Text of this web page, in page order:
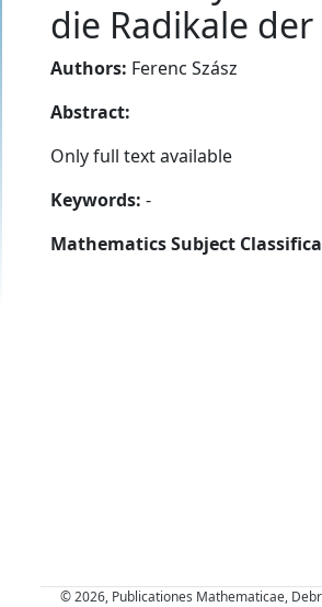
die Radikale
Authors: Ferenc Szász
Abstract:
Only full text available
Keywords: -
Mathematics Subject
© 2026, Publicationes Mathematicae,